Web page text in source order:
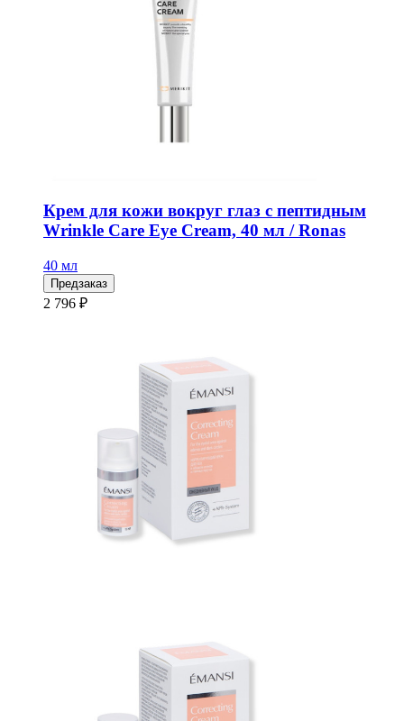
Крем для кожи вокруг глаз с пептидным
Wrinkle Care Eye Cream, 40 мл / Ronas
40 мл
Предзаказ
2 796 ₽